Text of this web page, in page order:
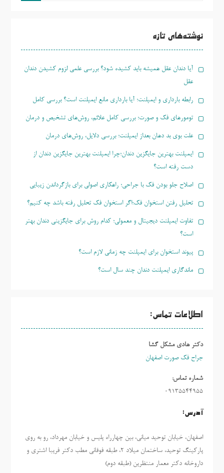
نوشته‌های تازه
آیا دندان عقل همیشه باید کشیده شود؟ بررسی علمی لزوم کشیدن دندان
عقل
رابطه بارداری و ایمپلنت؛ آیا بارداری مانع ایمپلنت است؟ بررسی کامل
تومورهای فک و صورت؛ بررسی کامل علائم، روش‌های تشخیص و درمان
علت بوی بد دهان بعداز ایمپلنت؛ بررسی دلایل، روش‌های درمان
ایمپلنت بهترین جایگزین دندان؛چرا ایمپلنت بهترین جایگزین دندان از
دست رفته است؟
اصلاح جلو بودن فک با جراحی؛ راهکاری اصولی برای بازگرداندن زیبایی
تحلیل رفتن استخوان فک؛اگر استخوان فک تحلیل رفته باشد چه کنیم؟
تفاوت ایمپلنت دیجیتال و معمولی؛ کدام روش برای جایگزینی دندان بهتر
است؟
پیوند استخوان برای ایمپلنت چه زمانی لازم است؟
ماندگاری ایمپلنت دندان چند سال است؟
اطلاعات تماس:
دکتر هادی مشکل گشا
جراح فک صورت اصفهان
شماره تماس:
09135544955
آدرس:
اصفهان، خیابان توحید میانی، بین چهارراه پلیس و خیابان مهرداد، رو به روی
پارکینگ توحید، ساختمان میلاد ٢، طبقه فوقانی مطب دکتر فریبا اشتری و
داروخانه دکتر معمار منتظرین (طبقه دوم)